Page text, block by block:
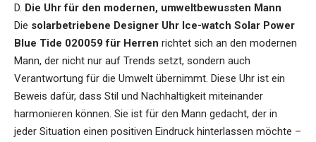
D. Die Uhr für den modernen, umweltbewussten Mann
Die solarbetriebene Designer Uhr Ice-watch Solar Power
Blue Tide 020059 für Herren richtet sich an den modernen
Mann, der nicht nur auf Trends setzt, sondern auch
Verantwortung für die Umwelt übernimmt. Diese Uhr ist ein
Beweis dafür, dass Stil und Nachhaltigkeit miteinander
harmonieren können. Sie ist für den Mann gedacht, der in
jeder Situation einen positiven Eindruck hinterlassen möchte –